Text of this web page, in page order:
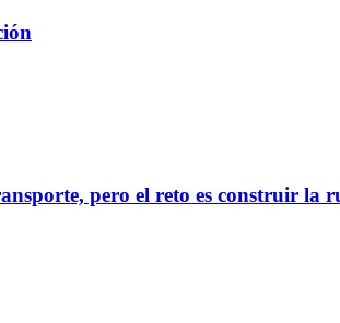
pero el reto es construir la